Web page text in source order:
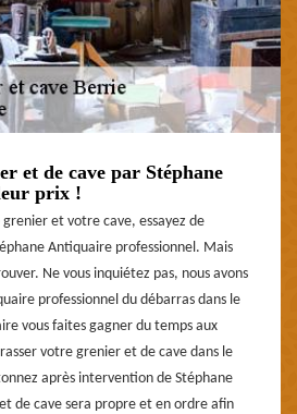
et de cave par Stéphane
prix !
et votre cave, essayez de
Antiquaire professionnel. Mais
Ne vous inquiétez pas, nous avons
professionnel du débarras dans le
vous faites gagner du temps aux
votre grenier et de cave dans le
après intervention de Stéphane
de cave sera propre et en ordre afin